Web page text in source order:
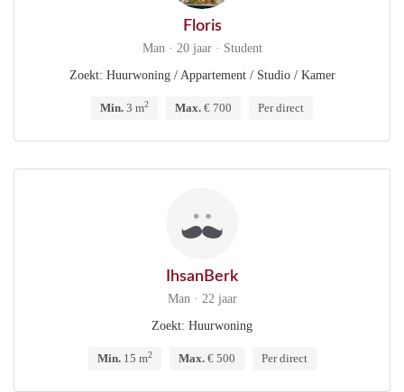
Floris
Man · 20 jaar · Student
Zoekt: Huurwoning / Appartement / Studio / Kamer
Min. 3 m2 Max. € 700 Per direct
IhsanBerk
Man · 22 jaar
Zoekt: Huurwoning
Min.15 m2 Max.€ 500 Per direct